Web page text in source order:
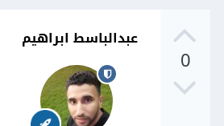
0
عبدالباسط ابراهيم